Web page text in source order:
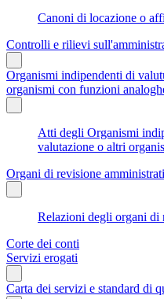
Canoni di locazione o
Controlli e rilievi
Organismi indipendenti di
organismi con funzioni
Atti degli Organismi
valutazione o altri
Organi di revisione
Relazioni degli organi di
Corte dei conti
Servizi erogati
Carta dei servizi e standard di